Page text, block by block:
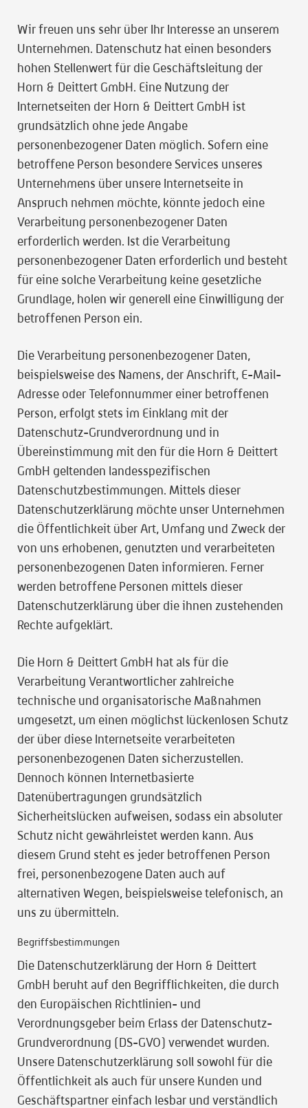
Wir freuen uns sehr über Ihr Interesse an unserem
Unternehmen. Datenschutz hat einen besonders
hohen Stellenwert für die Geschäftsleitung der
Horn & Deittert GmbH. Eine Nutzung der
Internetseiten der Horn & Deittert GmbH ist
grundsätzlich ohne jede Angabe
personenbezogener Daten möglich. Sofern eine
betroffene Person besondere Services unseres
Unternehmens über unsere Internetseite in
Anspruch nehmen möchte, könnte jedoch eine
Verarbeitung personenbezogener Daten
erforderlich werden. Ist die Verarbeitung
personenbezogener Daten erforderlich und besteht
für eine solche Verarbeitung keine gesetzliche
Grundlage, holen wir generell eine Einwilligung der
betroffenen Person ein.
Die Verarbeitung personenbezogener Daten,
beispielsweise des Namens, der Anschrift, E-Mail-
Adresse oder Telefonnummer einer betroffenen
Person, erfolgt stets im Einklang mit der
Datenschutz-Grundverordnung und in
Übereinstimmung mit den für die Horn & Deittert
GmbH geltenden landesspezifischen
Datenschutzbestimmungen. Mittels dieser
Datenschutzerklärung möchte unser Unternehmen
die Öffentlichkeit über Art, Umfang und Zweck der
von uns erhobenen, genutzten und verarbeiteten
personenbezogenen Daten informieren. Ferner
werden betroffene Personen mittels dieser
Datenschutzerklärung über die ihnen zustehenden
Rechte aufgeklärt.
Die Horn & Deittert GmbH hat als für die
Verarbeitung Verantwortlicher zahlreiche
technische und organisatorische Maßnahmen
umgesetzt, um einen möglichst lückenlosen Schutz
der über diese Internetseite verarbeiteten
personenbezogenen Daten sicherzustellen.
Dennoch können Internetbasierte
Datenübertragungen grundsätzlich
Sicherheitslücken aufweisen, sodass ein absoluter
Schutz nicht gewährleistet werden kann. Aus
diesem Grund steht es jeder betroffenen Person
frei, personenbezogene Daten auch auf
alternativen Wegen, beispielsweise telefonisch, an
uns zu übermitteln.
Begriffsbestimmungen
Die Datenschutzerklärung der Horn & Deittert
GmbH beruht auf den Begrifflichkeiten, die durch
den Europäischen Richtlinien- und
Verordnungsgeber beim Erlass der Datenschutz-
Grundverordnung (DS-GVO) verwendet wurden.
Unsere Datenschutzerklärung soll sowohl für die
Öffentlichkeit als auch für unsere Kunden und
Geschäftspartner einfach lesbar und verständlich